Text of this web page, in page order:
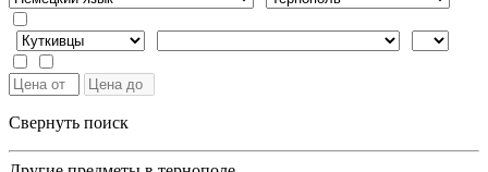
Свернуть поиск